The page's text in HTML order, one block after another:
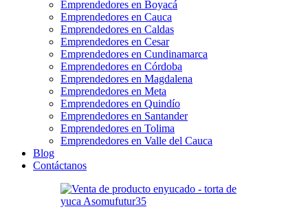
Emprendedores en Boyacá
Emprendedores en Cauca
Emprendedores en Caldas
Emprendedores en Cesar
Emprendedores en Cundinamarca
Emprendedores en Córdoba
Emprendedores en Magdalena
Emprendedores en Meta
Emprendedores en Quindío
Emprendedores en Santander
Emprendedores en Tolima
Emprendedores en Valle del Cauca
Blog
Contáctanos